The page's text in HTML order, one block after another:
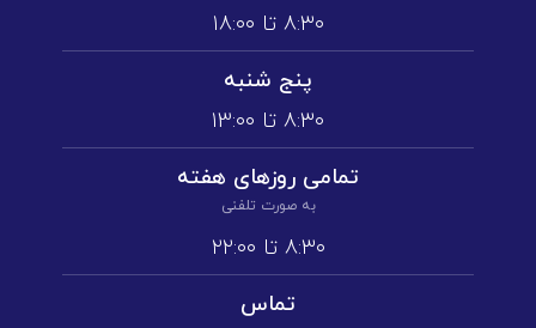
۸:۳۰ تا ۱۸:۰۰
پنج شنبه
۸:۳۰ تا ۱3:۰۰
تمامی روز‌های هفته
به صورت تلفنی
۸:۳۰ تا ۲۲:۰۰
تماس